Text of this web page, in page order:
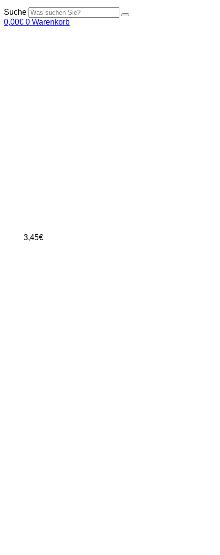
Suche
0,00€ 0 Warenkorb
3,45€